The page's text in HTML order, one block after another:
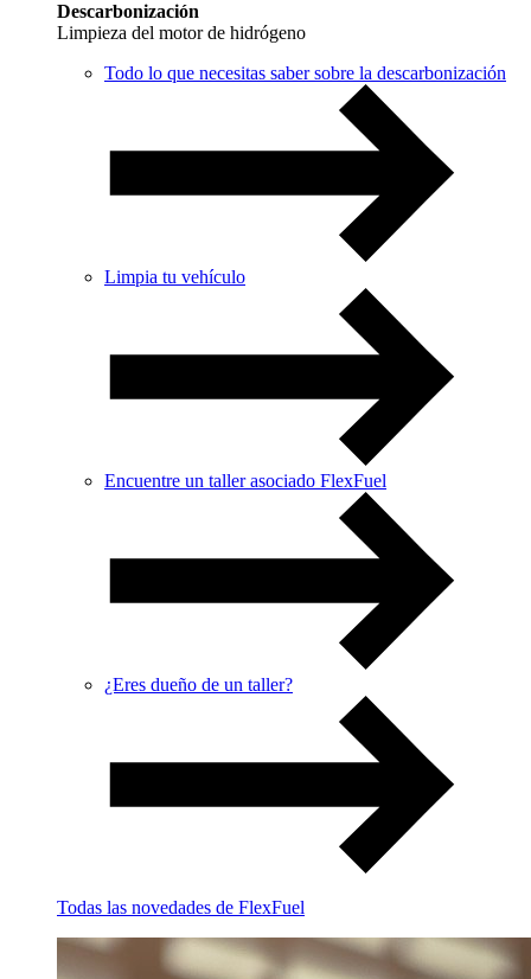
Descarbonización
Limpieza del motor de hidrógeno
Todo lo que necesitas saber sobre la descarbonización
Limpia tu vehículo
Encuentre un taller asociado FlexFuel
¿Eres dueño de un taller?
Todas las novedades de FlexFuel